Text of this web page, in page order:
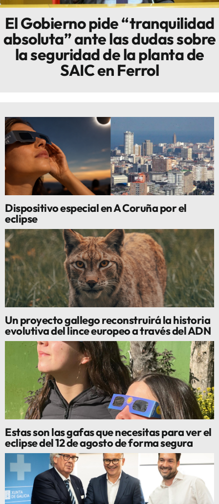
Innova
El Gobierno pide “tranquilidad
absoluta” ante las dudas sobre
la seguridad de la planta de
SAIC en Ferrol
Dispositivo especial en A Coruña por el
eclipse
Un proyecto gallego reconstruirá la historia
evolutiva del lince europeo a través del ADN
Estas son las gafas que necesitas para ver el
eclipse del 12 de agosto de forma segura